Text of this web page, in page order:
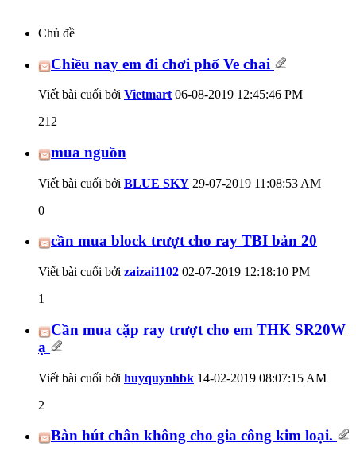
Chủ đề
Chiều nay em đi chơi phố Ve chai
Viết bài cuối bởi Vietmart 06-08-2019 12:45:46 PM
212
mua nguồn
Viết bài cuối bởi BLUE SKY 29-07-2019 11:08:53 AM
0
cần mua block trượt cho ray TBI bản 20
Viết bài cuối bởi zaizai1102 02-07-2019 12:18:10 PM
1
Cần mua cặp ray trượt cho em THK SR20W
ạ
Viết bài cuối bởi huyquynhbk 14-02-2019 08:07:15 AM
2
Bàn hút chân không cho gia công kim loại.